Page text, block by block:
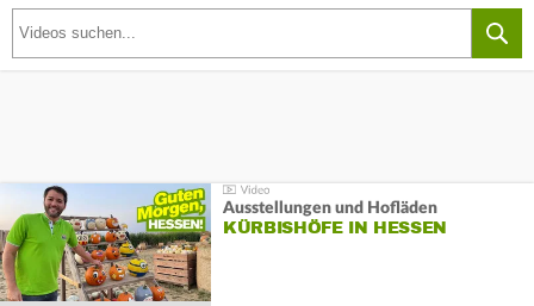
Ausstellungen und Hofläden
KÜRBISHÖFE IN HESSEN